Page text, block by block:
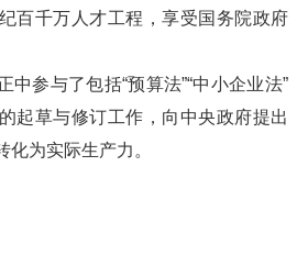
百千万人才工程，享受国务院政府
中参与了包括“预算法”“中小企业法”
起草与修订工作，向中央政府提出
化为实际生产力。